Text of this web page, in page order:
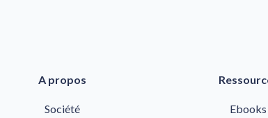
A propos
Société Ebooks